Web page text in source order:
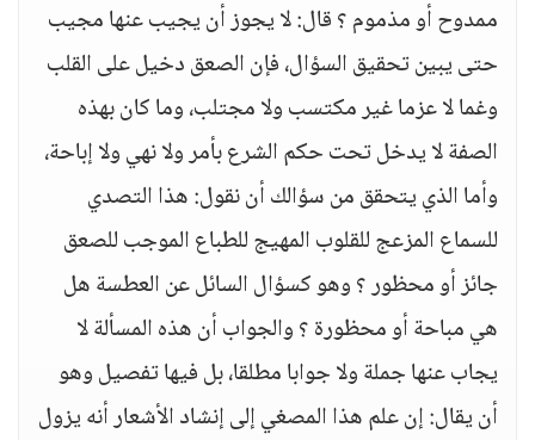
ممدوح أو مذموم ؟ قال: لا يجوز أن يجيب عنها مجيب
حتى يبين تحقيق السؤال، فإن الصعق دخيل على القلب
وغما لا عزما غير مكتسب ولا مجتلب، وما كان بهذه
الصفة لا يدخل تحت حكم الشرع بأمر ولا نهي ولا إباحة،
وأما الذي يتحقق من سؤالك أن نقول: هذا التصدي
للسماع المزعج للقلوب المهيج للطباع الموجب للصعق
جائز أو محظور ؟ وهو كسؤال السائل عن العطسة هل
هي مباحة أو محظورة ؟ والجواب أن هذه المسألة لا
يجاب عنها جملة ولا جوابا مطلقا، بل فيها تفصيل وهو
أن يقال: إن علم هذا المصغي إلى إنشاد الأشعار أنه يزول